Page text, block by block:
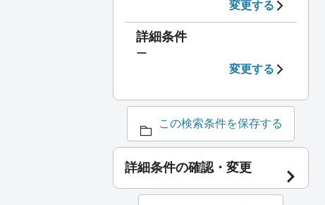
変更する
詳細条件
ー
変更する
この検索条件を保存する
詳細条件の確認・変更